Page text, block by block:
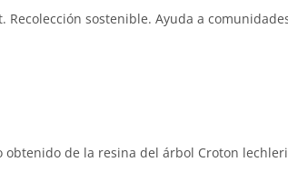
Recolección sostenible. Ayuda a
obtenido de la resina del árbol Croton